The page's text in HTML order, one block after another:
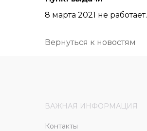
8 марта 2021 не работает.
Вернуться к новостям
ВАЖНАЯ ИНФОРМАЦИЯ
Контакты